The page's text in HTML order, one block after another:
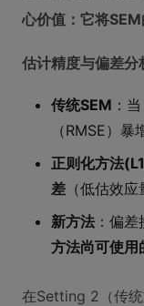
心价值：它将
估计精度与偏差分
传统SEM ：当
（RMSE）暴
正则化方法
差 （低估效应
新方法 ：偏
方法尚可使用
在Setting 2（传